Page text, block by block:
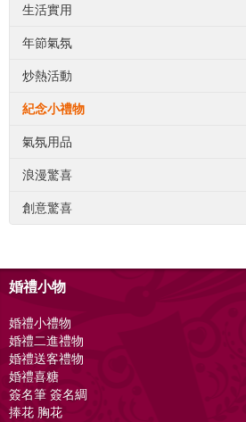
生活實用
年節氣氛
炒熱活動
紀念小禮物
氣氛用品
浪漫驚喜
創意驚喜
婚禮小物
婚禮小禮物
婚禮二進禮物
婚禮送客禮物
婚禮喜糖
簽名筆 簽名綢
捧花 胸花